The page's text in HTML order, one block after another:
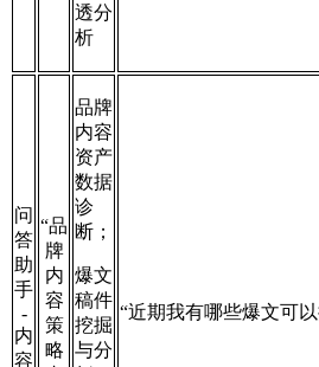
透分
析
问
答
助
手
-
内
容
“品
牌
内
容
策
略
品牌
内容
资产
数据
诊
断；
爆文
稿件
挖掘
与分
“近期我有哪些爆文可